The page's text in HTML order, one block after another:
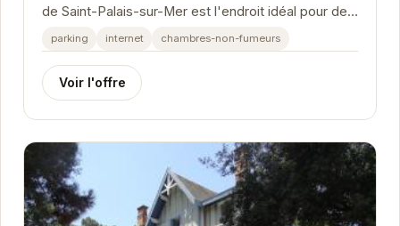
de Saint-Palais-sur-Mer est l'endroit idéal pour des
vacances en famille ou entre amis. Proche de...
parking internet chambres-non-fumeurs
Voir l'offre